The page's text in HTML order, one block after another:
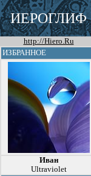
ИЕРОГЛИФ
http://Hiero.Ru
ИЗБРАННОЕ
Иван
Ultraviolet